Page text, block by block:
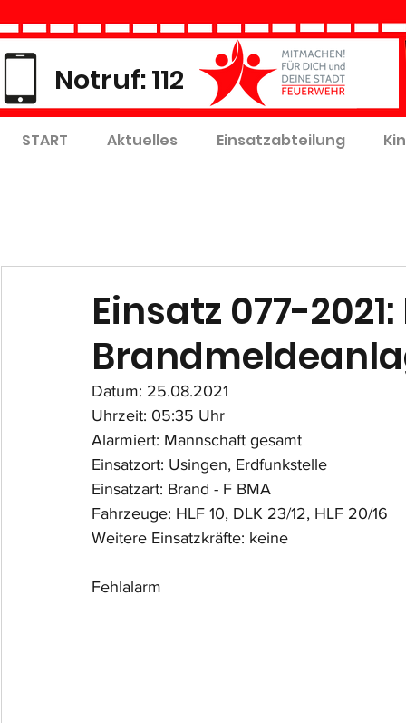
Notruf: 112
START Aktuelles Einsatzabteilung
Einsatz 077-
Datum: 25.08.2021
Uhrzeit: 05:35 Uhr
Alarmiert: Mannschaft gesamt
Einsatzort: Usingen, Erdfunkstelle
Einsatzart: Brand - F BMA
Fahrzeuge: HLF 10, DLK 23/12, HLF 20/16
Weitere Einsatzkräfte: keine
Fehlalarm